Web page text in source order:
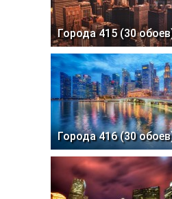
Города 415 (30
Города 416 (30